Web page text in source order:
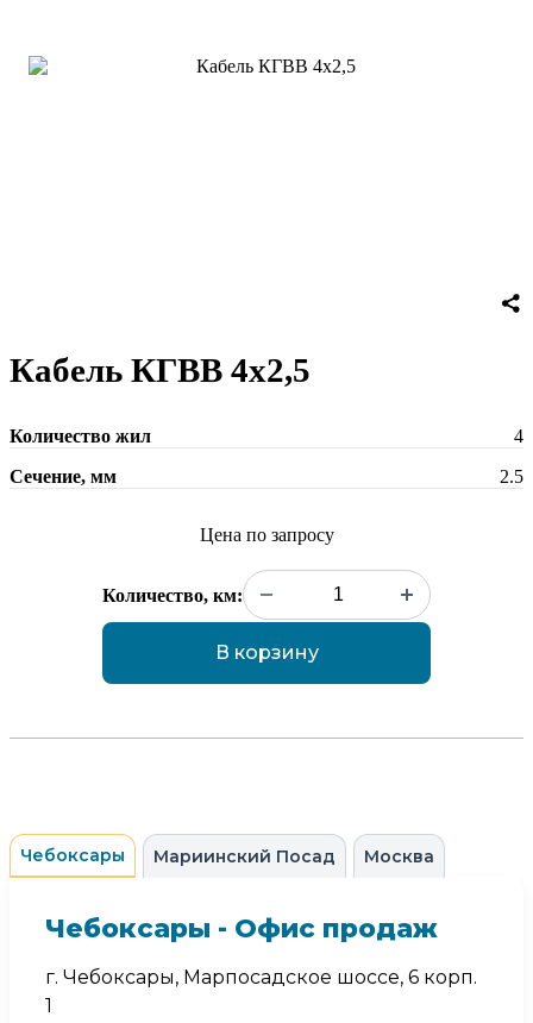
Кабель КГВВ 4х2,5
Количество жил
4
Сечение, мм
2.5
Цена по запросу
Количество, км:
В корзину
Чебоксары Мариинский Посад Москва
Чебоксары - Офис продаж
г. Чебоксары, Марпосадское шоссе, 6 корп.
1